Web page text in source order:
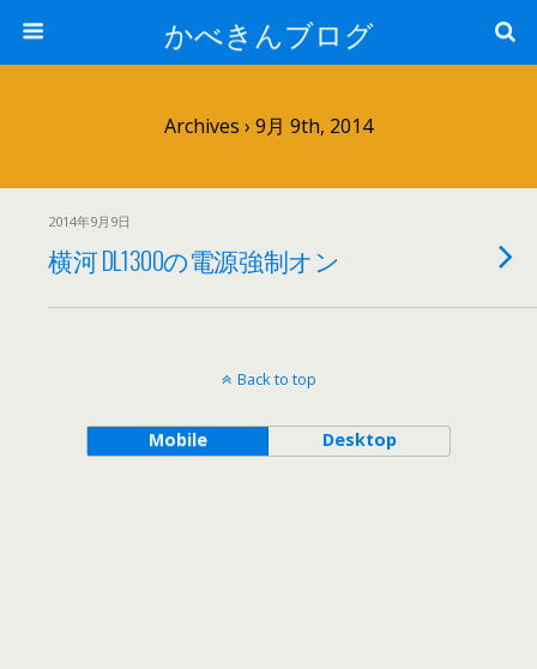
かべきんブログ
Archives › 9月 9th, 2014
2014年9月9日
横河 DL1300の電源強制オン
Back to top
Mobile Desktop